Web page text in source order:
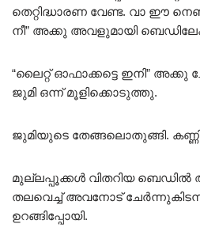
തെറ്റിദ്ധാരണ വേണ്ട. വാ ഈ
നീ” അക്കു അവളുമായി
“ലൈറ്റ് ഓഫാക്കട്ടെ ഇനി” അക്കു
ജുമി ഒന്ന് മൂളിക്കൊടുത്തു.
ജുമിയുടെ തേങ്ങലൊതുങ്ങി.
മുല്ലപ്പൂക്കൾ വിതറിയ ബെഡിൽ
തലവെച്ച് അവനോട്
ഉറങ്ങിപ്പോയി.